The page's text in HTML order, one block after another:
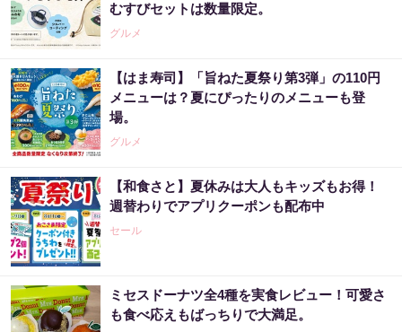
むすびセットは数量限定。
グルメ
【はま寿司】「旨ねた夏祭り第3弾」の110円
メニューは？夏にぴったりのメニューも登
場。
グルメ
【和食さと】夏休みは大人もキッズもお得！
週替わりでアプリクーポンも配布中
セール
ミセスドーナツ全4種を実食レビュー！可愛さ
も食べ応えもばっちりで大満足。